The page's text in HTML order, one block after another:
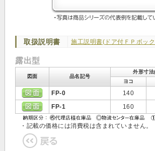
取扱説明書 施工説明書(ドア付ＦＰボッ
露出型
図面 品名記号
外形寸
ヨコ
FP-0 140
FP-1
160
・記載の価格には消費税は含まれていません。